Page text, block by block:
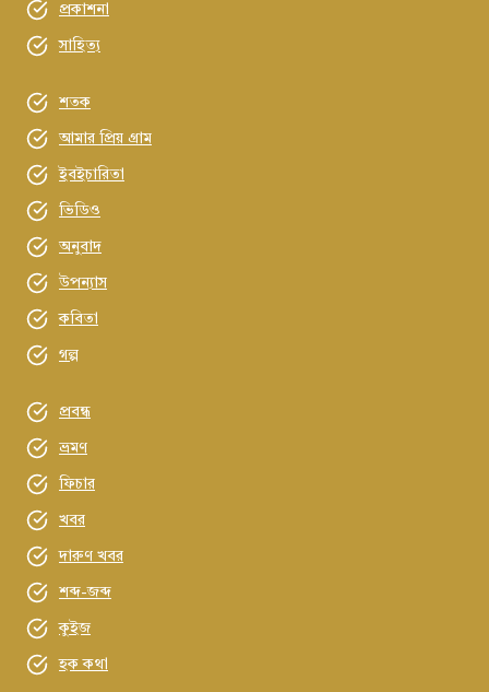
প্রকাশনা
সাহিত্য
শতক
আমার প্রিয় গ্রাম
ইবইচারিতা
ভিডিও
অনুবাদ
উপন্যাস
কবিতা
গল্প
প্রবন্ধ
ভ্রমণ
ফিচার
খবর
দারুণ খবর
শব্দ-জব্দ
কুইজ
হক কথা